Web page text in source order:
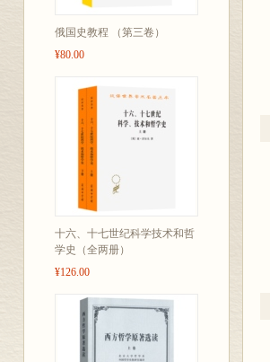
俄国史教程 （第三卷）
¥80.00
十六、十七世纪科学技术和哲
学史（全两册）
¥126.00